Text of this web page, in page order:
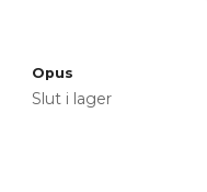
Opus
Slut i lager